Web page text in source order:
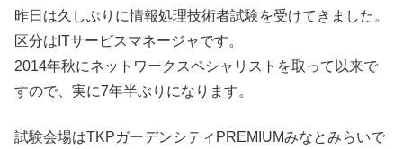
昨日は久しぶりに情報処理技術者試験を受けてきました。
区分はITサービスマネージャです。
2014年秋にネットワークスペシャリストを取って以来で
すので、実に7年半ぶりになります。
試験会場はTKPガーデンシティPREMIUMみなとみらいで